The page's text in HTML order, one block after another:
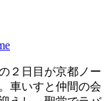
２日目が京都ノー
車いすと仲間の会